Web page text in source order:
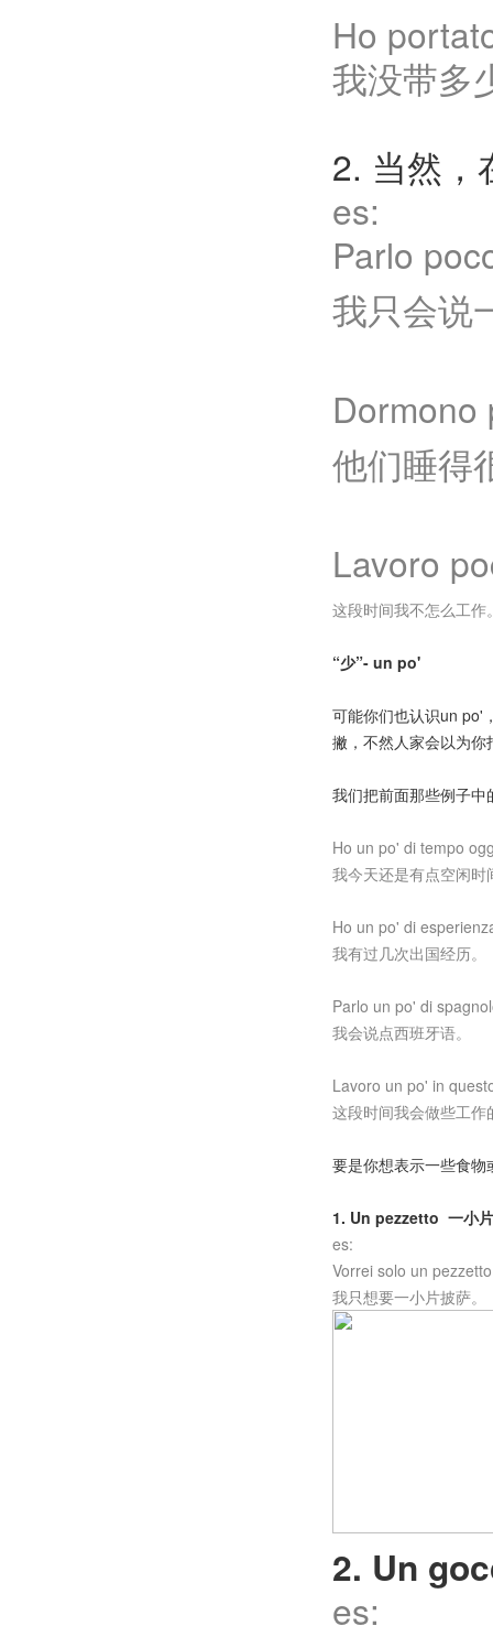
Ho
我没带多
2. 当然，
es:
Parlo
我只会说
他们睡得
Lavoro
这段时间我不怎么工作
“少”- un po'
可能你们也认识un po'
撇，不然人家会以为
我们把前面那些例子
Ho un po' di tempo
我今天还是有点空闲时
Ho un po' di
我有过几次出国经历。
Parlo un po' di
我会说点西班牙语。
Lavoro un po' in
这段时间我会做些工作
要是你想表示一些食物
1. Un pezzetto 一小片
es:
Vorrei solo un
我只想要一小片披萨。
2. Un
es: